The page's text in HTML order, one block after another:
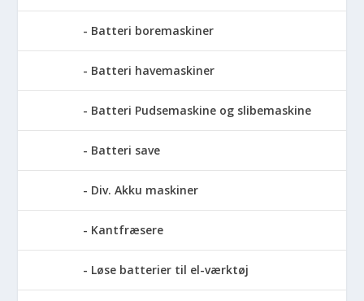
Batteri boremaskiner
Batteri havemaskiner
Batteri Pudsemaskine og slibemaskine
Batteri save
Div. Akku maskiner
Kantfræsere
Løse batterier til el-værktøj